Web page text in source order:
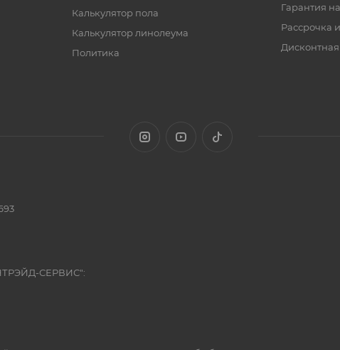
Калькулятор пола
Калькулятор линолеума
Политика
Гарантия
Рассрочка
СЕРВИС":